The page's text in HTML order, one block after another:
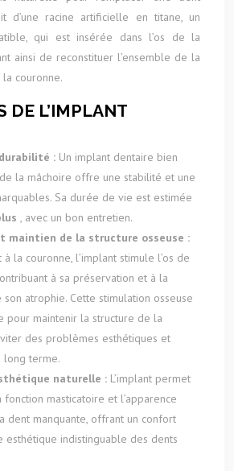
d’une racine artificielle en titane, un
qui est insérée dans l’os de la
ainsi de reconstituer l’ensemble de la
couronne.
DE L’IMPLANT
: Un implant dentaire bien
la mâchoire offre une stabilité et une
Sa durée de vie est estimée
, avec un bon entretien.
maintien de la structure osseuse :
la couronne, l’implant stimule l’os de
à sa préservation et à la
atrophie. Cette stimulation osseuse
pour maintenir la structure de la
des problèmes esthétiques et
long terme.
naturelle : L’implant permet
masticatoire et l’apparence
dent manquante, offrant un confort
esthétique indistinguable des dents